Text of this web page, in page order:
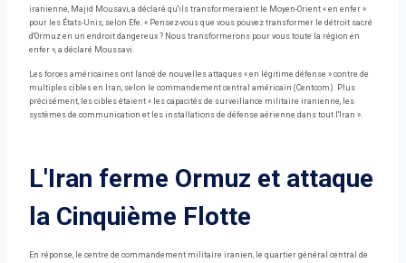
iranienne, Majid Mousavi, a déclaré qu'ils transformeraient le Moyen-Orient « en enfer »
pour les États-Unis, selon Efe. « Pensez-vous que vous pouvez transformer le détroit sacré
d'Ormuz en un endroit dangereux ? Nous transformerons pour vous toute la région en
enfer », a déclaré Moussavi.
Les forces américaines ont lancé de nouvelles attaques « en légitime défense » contre de
multiples cibles en Iran, selon le commandement central américain (Centcom). Plus
précisément, les cibles étaient « les capacités de surveillance militaire iranienne, les
systèmes de communication et les installations de défense aérienne dans tout l'Iran ».
L'Iran ferme Ormuz et attaque
la Cinquième Flotte
En réponse, le centre de commandement militaire iranien, le quartier général central de